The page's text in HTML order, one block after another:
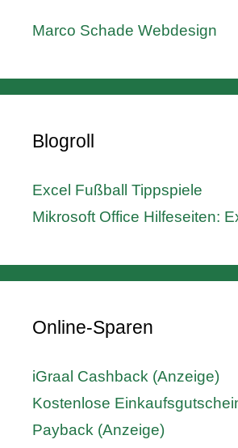
Marco Schade Webdesign
Blogroll
Excel Fußball Tippspiele
Mikrosoft Office Hilfeseiten:
Online-Sparen
iGraal Cashback (Anzeige)
Kostenlose
Payback (Anzeige)